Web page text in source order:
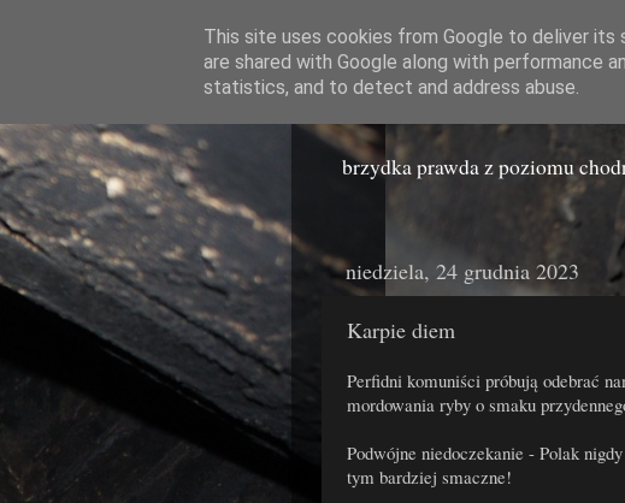
Miasto
brzydka prawda z poziomu
niedziela, 24 grudnia 2023
Karpie diem
Perfidni komuniści próbują odebrać
mordowania ryby o smaku
Podwójne niedoczekanie - Polak
tym bardziej smaczne!
This site uses cookies from Google to deliver its
are shared with Google along with performance
statistics, and to detect and address abuse.